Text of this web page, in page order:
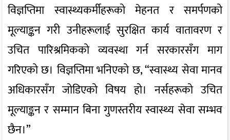
विज्ञप्तिमा स्वास्थ्यकर्मीहरूको मेहनत र समर्पणको
मूल्याङ्कन गरी उनीहरूलाई सुरक्षित कार्य वातावरण र
उचित पारिश्रमिकको व्यवस्था गर्न सरकारसँग माग
गरिएको छ। विज्ञप्तिमा भनिएको छ, “स्वास्थ्य सेवा मानव
अधिकारसँग जोडिएको विषय हो। नर्सहरूको उचित
मूल्याङ्कन र सम्मान बिना गुणस्तरीय स्वास्थ्य सेवा सम्भव
छैन।”